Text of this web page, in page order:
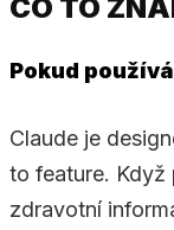
CO TO
Pokud
Claude je
to feature.
zdravotní